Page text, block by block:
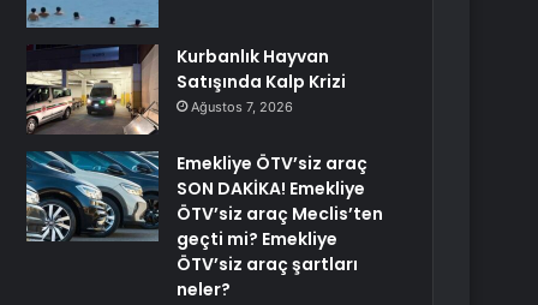
Kurbanlık Hayvan
Satışında Kalp Krizi
Ağustos 7, 2026
Emekliye ÖTV’siz araç
SON DAKİKA! Emekliye
ÖTV’siz araç Meclis’ten
geçti mi? Emekliye
ÖTV’siz araç şartları
neler?